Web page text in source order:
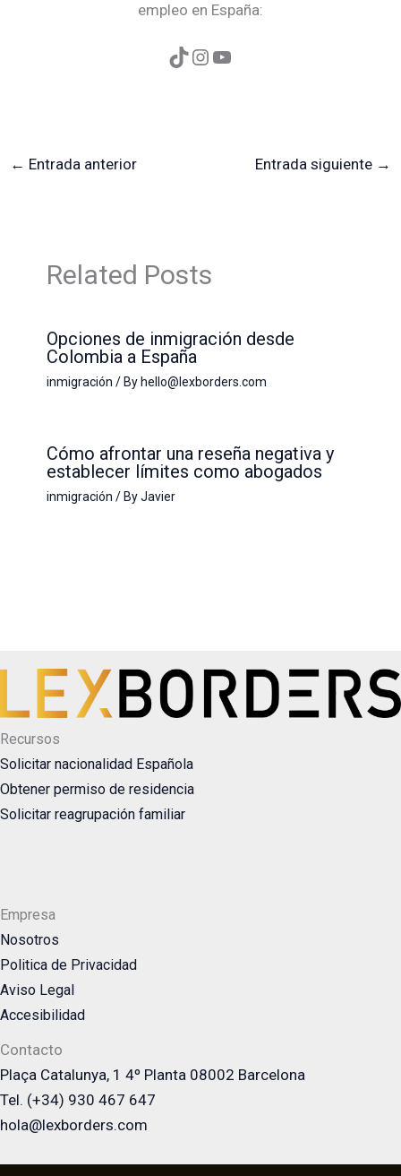
empleo en España:
← Entrada anterior Entrada siguiente →
Related Posts
Opciones de inmigración desde
Colombia a España
inmigración / By hello@lexborders.com
Cómo afrontar una reseña negativa y
establecer límites como abogados
inmigración / ByJavier
Recursos
Solicitar nacionalidad Española
Obtener permiso de residencia
Solicitar reagrupación familiar
Empresa
Nosotros
Politica de Privacidad
Aviso Legal
Accesibilidad
Contacto
Plaça Catalunya, 1 4º Planta 08002 Barcelona
Tel. (+34) 930 467 647
hola@lexborders.com